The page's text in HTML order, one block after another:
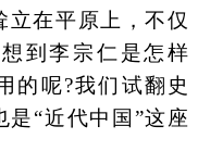
立在平原上，不仅
到李宗仁是怎样
的呢?我们试翻史
“近代中国”这座